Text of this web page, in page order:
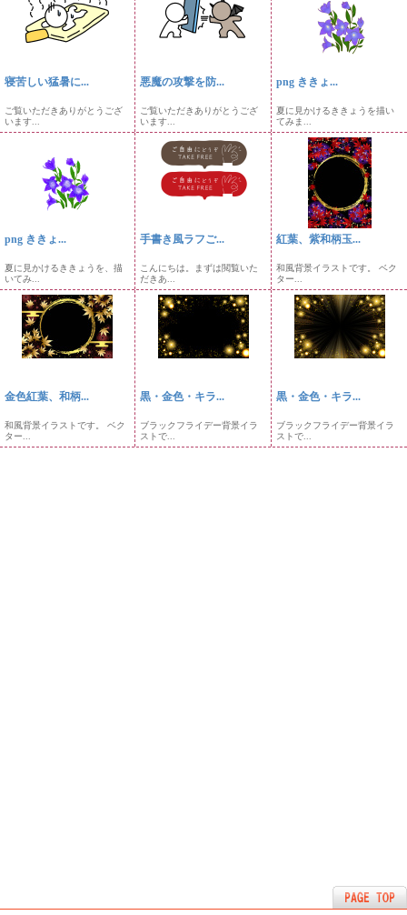
寝苦しい猛暑に...
ご覧いただきありがとうござ
います...
悪魔の攻撃を防...
ご覧いただきありがとうござ
います...
png ききょ...
夏に見かけるききょうを描い
てみま...
png ききょ...
夏に見かけるききょうを、描
いてみ...
手書き風ラフご...
こんにちは。まずは閲覧いた
だきあ...
紅葉、紫和柄玉...
和風背景イラストです。 ベク
ター...
金色紅葉、和柄...
和風背景イラストです。 ベク
ター...
黒・金色・キラ...
ブラックフライデー背景イラ
ストで...
黒・金色・キラ...
ブラックフライデー背景イラ
ストで...